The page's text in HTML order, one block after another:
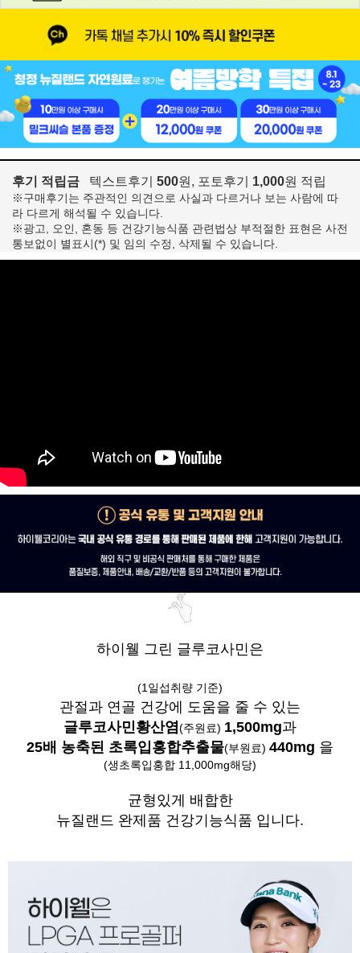
후기 적립금 텍스트후기 500원, 포토후기 1,000원 적립
※구매후기는 주관적인 의견으로 사실과 다르거나 보는 사람에 따
라 다르게 해석될 수 있습니다.
※광고, 오인, 혼동 등 건강기능식품 관련법상 부적절한 표현은 사전
통보없이 별표시(*) 및 임의 수정, 삭제될 수 있습니다.
하이웰 그린 글루코사민은
(1일섭취량 기준)
관절과 연골 건강에 도움을 줄 수 있는
글루코사민황산염(주원료) 1,500mg과
25배 농축된 초록입홍합추출물(부원료) 440mg 을
(생초록입홍합 11,000mg해당)
균형있게 배합한
뉴질랜드 완제품 건강기능식품 입니다.